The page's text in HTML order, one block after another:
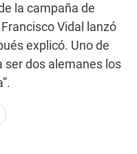
la campaña de
Vidal lanzó
explicó. Uno de
ser dos alemanes los